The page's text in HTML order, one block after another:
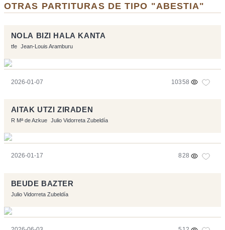
OTRAS PARTITURAS DE TIPO "ABESTIA"
NOLA BIZI HALA KANTA
tfe Jean-Louis Aramburu
2026-01-07 10358
AITAK UTZI ZIRADEN
R Mª de Azkue Julio Vidorreta Zubeldía
2026-01-17 828
BEUDE BAZTER
Julio Vidorreta Zubeldía